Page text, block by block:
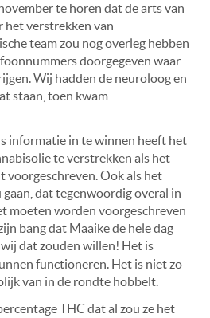
te horen dat de arts van
het verstrekken van
team zou nog overleg hebben
doorgegeven waar
Wij hadden de neuroloog en
staan, toen kwam
informatie in te winnen heeft het
te verstrekken als het
voorgeschreven. Ook als het
dat tegenwoordig overal in
moeten worden voorgeschreven
bang dat Maaike de hele dag
dat zouden willen! Het is
functioneren. Het is niet zo
van in de rondte hobbelt.
THC dat al zou ze het